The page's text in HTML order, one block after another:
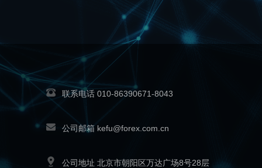
联系电话 010-86390671-8043
公司邮箱 kefu@forex.com.cn
公司地址 北京市朝阳区万达广场8号28层